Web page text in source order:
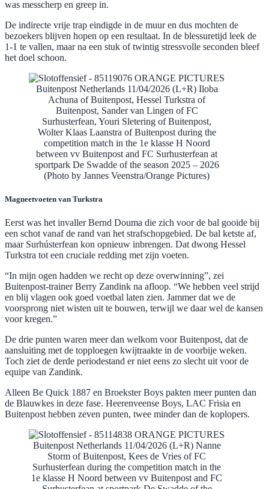
was messcherp en greep in.
De indirecte vrije trap eindigde in de muur en dus mochten de
bezoekers blijven hopen op een resultaat. In de blessuretijd leek de
1-1 te vallen, maar na een stuk of twintig stressvolle seconden bleef
het doel schoon.
Buitenpost Netherlands 11/04/2026 (L+R) Iloba
Achuna of Buitenpost, Hessel Turkstra of
Buitenpost, Sander van Lingen of FC
Surhusterfean, Youri Sletering of Buitenpost,
Wolter Klaas Laanstra of Buitenpost during the
competition match in the 1e klasse H Noord
between vv Buitenpost and FC Surhusterfean at
sportpark De Swadde of the season 2025 – 2026
(Photo by Jannes Veenstra/Orange Pictures)
Magneetvoeten van Turkstra
Eerst was het invaller Bernd Douma die zich voor de bal gooide bij
een schot vanaf de rand van het strafschopgebied. De bal ketste af,
maar Surhústerfean kon opnieuw inbrengen. Dat dwong Hessel
Turkstra tot een cruciale redding met zijn voeten.
“In mijn ogen hadden we recht op deze overwinning”, zei
Buitenpost-trainer Berry Zandink na afloop. “We hebben veel strijd
en blij vlagen ook goed voetbal laten zien. Jammer dat we de
voorsprong niet wisten uit te bouwen, terwijl we daar wel de kansen
voor kregen.”
De drie punten waren meer dan welkom voor Buitenpost, dat de
aansluiting met de topploegen kwijtraakte in de voorbije weken.
Toch ziet de derde periodestand er niet eens zo slecht uit voor de
equipe van Zandink.
Alleen Be Quick 1887 en Broekster Boys pakten meer punten dan
de Blauwkes in deze fase. Heerenveense Boys, LAC Frisia en
Buitenpost hebben zeven punten, twee minder dan de koplopers.
Buitenpost Netherlands 11/04/2026 (L+R) Nanne
Storm of Buitenpost, Kees de Vries of FC
Surhusterfean during the competition match in the
1e klasse H Noord between vv Buitenpost and FC